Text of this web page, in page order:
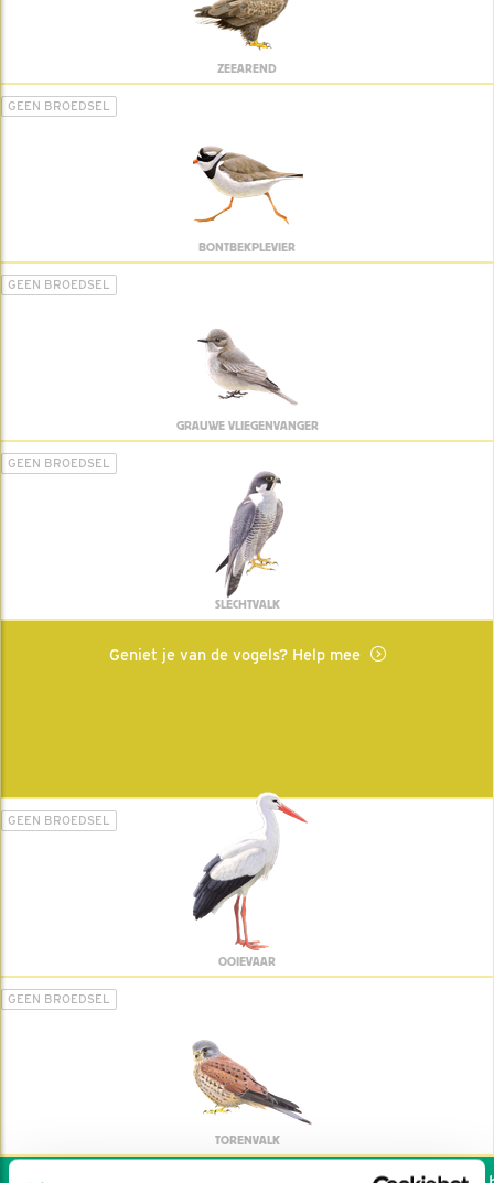
ZEEAREND
GEEN BROEDSEL
BONTBEKPLEVIER
GEEN BROEDSEL
GRAUWE VLIEGENVANGER
GEEN BROEDSEL
SLECHTVALK
Geniet je van de vogels? Help mee
GEEN BROEDSEL
OOIEVAAR
GEEN BROEDSEL
TORENVALK